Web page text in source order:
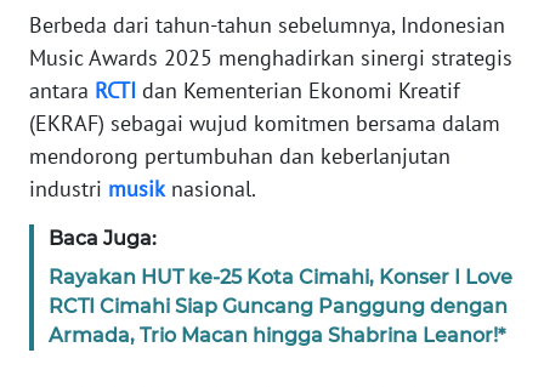
Berbeda dari tahun-tahun sebelumnya, Indonesian
Music Awards 2025 menghadirkan sinergi strategis
antara RCTI dan Kementerian Ekonomi Kreatif
(EKRAF) sebagai wujud komitmen bersama dalam
mendorong pertumbuhan dan keberlanjutan
industri musiknasional.
Baca Juga:
Rayakan HUT ke-25 Kota Cimahi, Konser I Love
RCTI Cimahi Siap Guncang Panggung dengan
Armada, Trio Macan hingga Shabrina Leanor!*
INFO
IKLAN
TENTANG
KAMI
PEDOMAN
MEDIA
SIBER
REDAKSI